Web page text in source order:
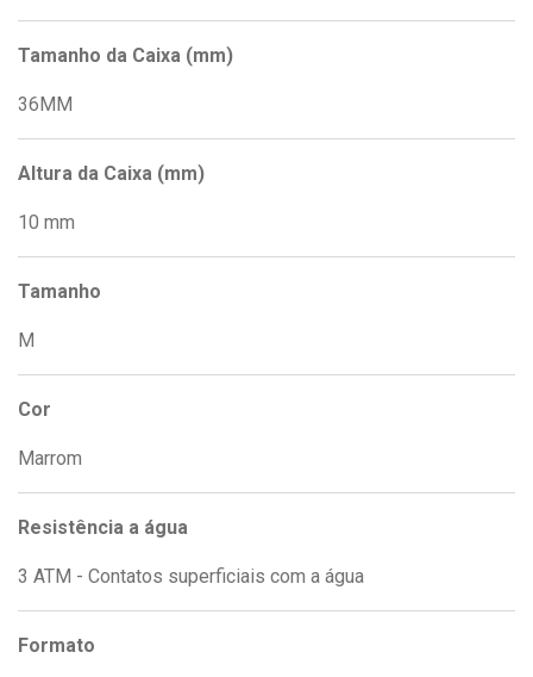
Tamanho da Caixa (mm)
36MM
Altura da Caixa (mm)
10 mm
Tamanho
M
Cor
Marrom
Resistência a água
3 ATM - Contatos superficiais com a água
Formato